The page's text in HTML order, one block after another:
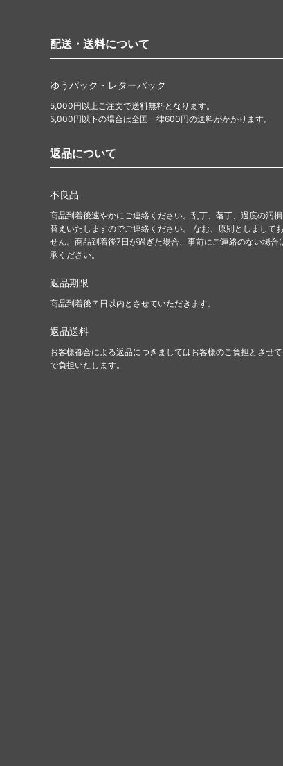
配送・送料について
ゆうパック・レターパック
5,000円以上ご注文で送料無料となります。
5,000円以下の場合は全国一律600円の送料がかかります。
返品について
不良品
商品到着後速やかにご連絡ください。乱丁、落丁、過度の汚
替えいたしますのでご連絡ください。 なお、原則としまして
せん。商品到着後7日が過ぎた場合、事前にご連絡のない場
承ください。
返品期限
商品到着後７日以内とさせていただきます。
返品送料
お客様都合による返品につきましてはお客様のご負担とさせ
で負担いたします。